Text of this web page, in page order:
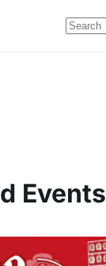
Events